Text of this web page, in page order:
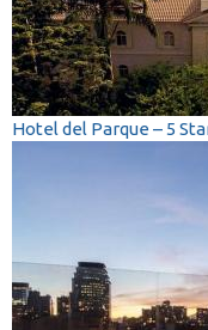
Hotel del Parque – 5